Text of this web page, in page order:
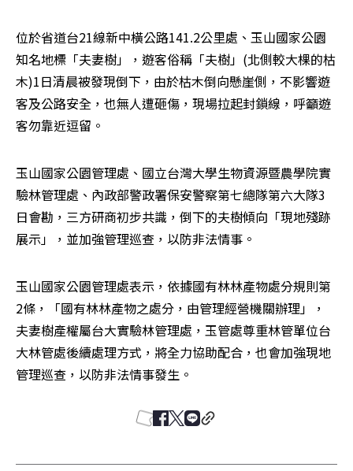
位於省道台21線新中橫公路141.2公里處、玉山國家公園
知名地標「夫妻樹」，遊客俗稱「夫樹」(北側較大棵的枯
木)1日清晨被發現倒下，由於枯木倒向懸崖側，不影響遊
客及公路安全，也無人遭砸傷，現場拉起封鎖線，呼籲遊
客勿靠近逗留。
玉山國家公園管理處、國立台灣大學生物資源暨農學院實
驗林管理處、內政部警政署保安警察第七總隊第六大隊3
日會勘，三方研商初步共識，倒下的夫樹傾向「現地殘跡
展示」，並加強管理巡查，以防非法情事。
玉山國家公園管理處表示，依據國有林林產物處分規則第
2條，「國有林林產物之處分，由管理經營機關辦理」，
夫妻樹產權屬台大實驗林管理處，玉管處尊重林管單位台
大林管處後續處理方式，將全力協助配合，也會加強現地
管理巡查，以防非法情事發生。